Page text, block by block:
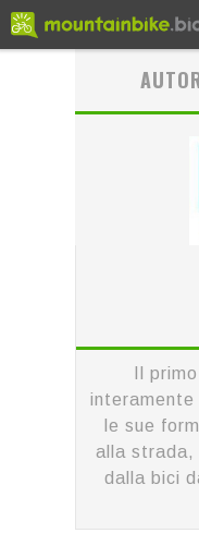
Il
le sue
alla strada,
dalla bici